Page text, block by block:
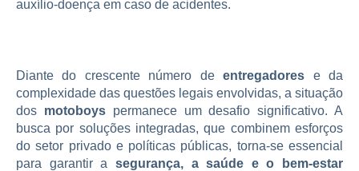
auxílio-doença em caso de acidentes.
Diante do crescente número deentregadores e da
complexidade das questões legais envolvidas, a situação
dos motoboys permanece um desafio significativo. A
busca por soluções integradas, que combinem esforços
do setor privado e políticas públicas, torna-se essencial
para garantir a segurança, a saúde e o bem-estar